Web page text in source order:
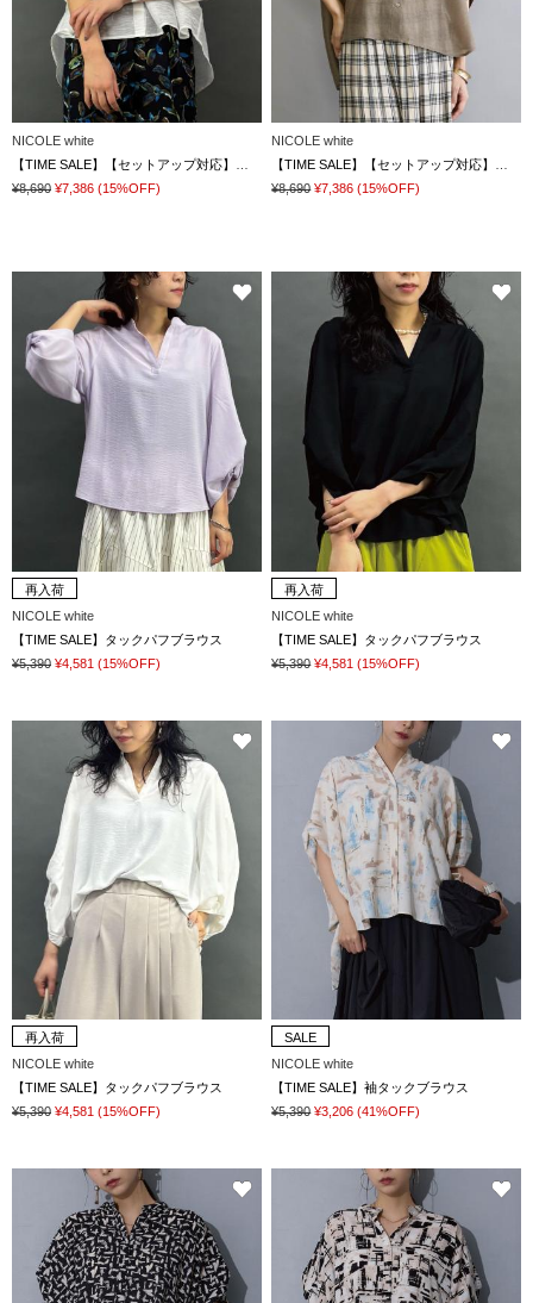
NICOLE white
¥8,690 ¥7,386 (15%OFF)
NICOLE white
¥8,690 ¥7,386 (15%OFF)
再入荷
NICOLE white
【TIME SALE】タックパフブラウス
¥5,390 ¥4,581 (15%OFF)
再入荷
NICOLE white
【TIME SALE】タックパフブラウス
¥5,390 ¥4,581 (15%OFF)
再入荷
NICOLE white
【TIME SALE】タックパフブラウス
¥5,390 ¥4,581 (15%OFF)
SALE
NICOLE white
【TIME SALE】袖タックブラウス
¥5,390 ¥3,206 (41%OFF)